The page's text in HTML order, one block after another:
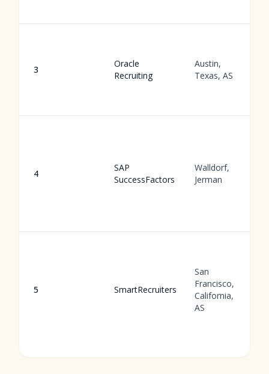
3
Oracle
Recruiting
Austin,
Texas, AS
4
SAP
SuccessFactors
Walldorf,
Jerman
5 SmartRecruiters
San
Francisco,
California,
AS